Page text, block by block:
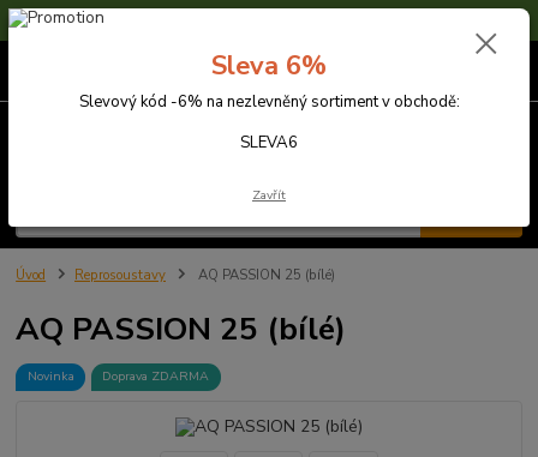
Sleva 6% na nezlevněné zboží s kódem SLEVA6
Úvod Reprosoustavy AQ PASSION 25 (bílé)
AQ PASSION 25 (bílé)
Novinka Doprava ZDARMA
Sleva 6%
Slevový kód -6% na nezlevněný sortiment v obchodě:
SLEVA6
Zavřít